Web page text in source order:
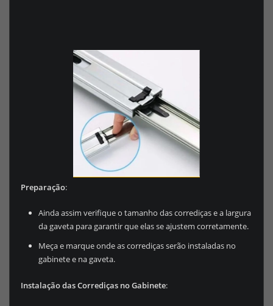
Preparação:
Ainda assim verifique o tamanho das corrediças e a largura
da gaveta para garantir que elas se ajustem corretamente.
Meça e marque onde as corrediças serão instaladas no
gabinete e na gaveta.
Instalação das Corrediças no Gabinete: